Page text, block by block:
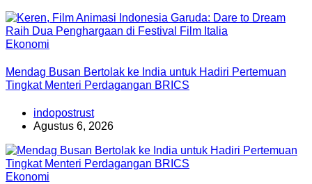
Ekonomi
Mendag Busan Bertolak ke India untuk Hadiri Pertemuan
Tingkat Menteri Perdagangan BRICS
indopostrust
Agustus 6, 2026
Ekonomi